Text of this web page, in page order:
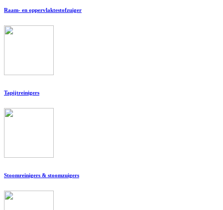
Raam- en oppervlaktestofzuiger
Tapijtreinigers
Stoomreinigers & stoomzuigers